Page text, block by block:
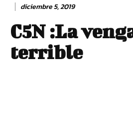
diciembre 5, 2019
C5N :La
terrible